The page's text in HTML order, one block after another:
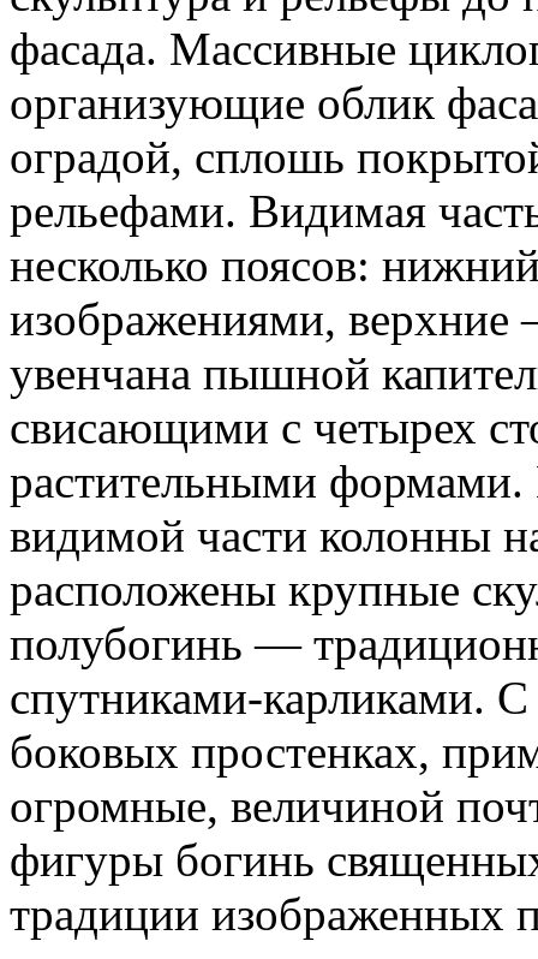
фасада. Массивные
организующие облик
оградой, сплошь
рельефами. Видимая
несколько поясов:
изображениями,
увенчана пышной
свисающими с четырех
растительными
видимой части колонны
расположены крупные
полубогинь —
спутниками-карликами.
боковых простенках,
огромные, величиной
фигуры богинь
традиции изображенных